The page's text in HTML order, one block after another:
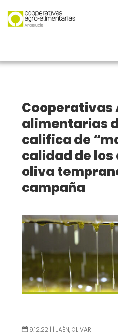
Cooperativas
alimentarias
califica de
calidad de los
oliva
campaña
9.12.22 | | JAÉN,OLIVAR